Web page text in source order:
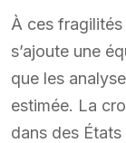
À ces
s’ajoute une
que les
estimée. La
dans des